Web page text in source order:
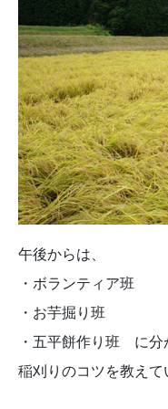
午後からは、
・ボランティア班
・お芋掘り班
・五平餅作り班 に
稲刈りのコツを教え